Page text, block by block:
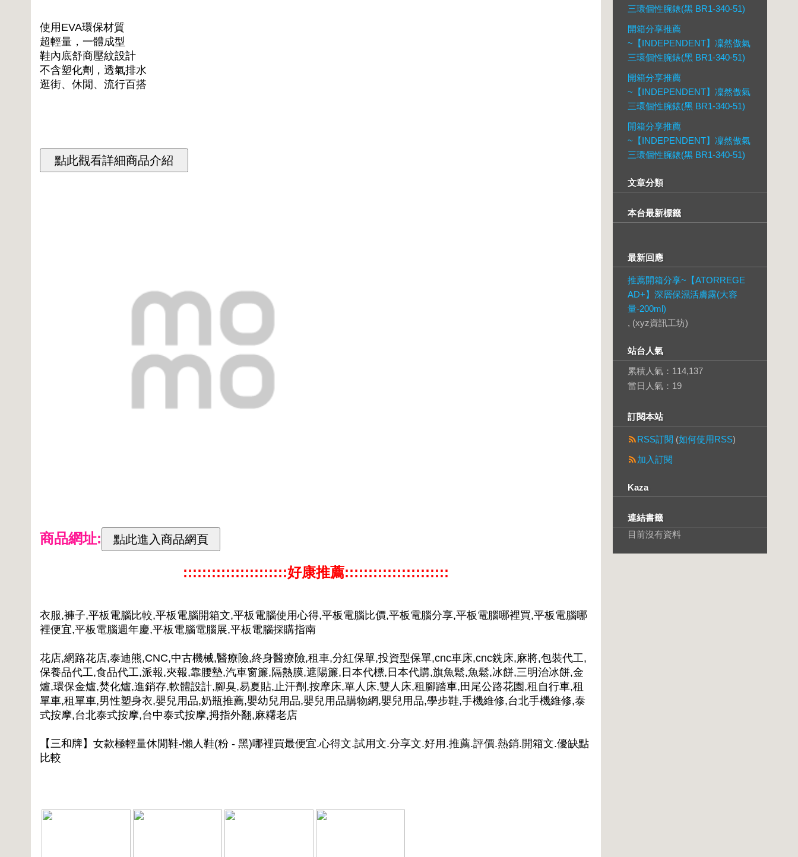
使用EVA環保材質
超輕量，一體成型
鞋內底舒商壓紋設計
不含塑化劑，透氣排水
逛街、休閒、流行百搭
商品網址:
::::::::::::::::::::::好康推薦::::::::::::::::::::::
衣服,褲子,平板電腦比較,平板電腦開箱文,平板電腦使用心得,平板電腦比價,平板電腦分享,平板電腦哪裡買,平板電腦哪
裡便宜,平板電腦週年慶,平板電腦電腦展,平板電腦採購指南
花店,網路花店,泰迪熊,CNC,中古機械,醫療險,終身醫療險,租車,分紅保單,投資型保單,cnc車床,cnc銑床,麻將,包裝代工,
保養品代工,食品代工,派報,夾報,靠腰墊,汽車窗簾,隔熱膜,遮陽簾,日本代標,日本代購,旗魚鬆,魚鬆,冰餅,三明治冰餅,金
爐,環保金爐,焚化爐,進銷存,軟體設計,腳臭,易夏貼,止汗劑,按摩床,單人床,雙人床,租腳踏車,田尾公路花園,租自行車,租
單車,租單車,男性塑身衣,嬰兒用品,奶瓶推薦,嬰幼兒用品,嬰兒用品購物網,嬰兒用品,學步鞋,手機維修,台北手機維修,泰
式按摩,台北泰式按摩,台中泰式按摩,拇指外翻,麻糬老店
【三和牌】女款極輕量休閒鞋-懶人鞋(粉 - 黑)哪裡買最便宜.心得文.試用文.分享文.好用.推薦.評價.熱銷.開箱文.優缺點
比較
三環個性腕錶(黑 BR1-340-51)
開箱分享推薦
~【INDEPENDENT】凜然傲氣
三環個性腕錶(黑 BR1-340-51)
開箱分享推薦
~【INDEPENDENT】凜然傲氣
三環個性腕錶(黑 BR1-340-51)
開箱分享推薦
~【INDEPENDENT】凜然傲氣
三環個性腕錶(黑 BR1-340-51)
文章分類
本台最新標籤
最新回應
推薦開箱分享~【ATORREGE
AD+】深層保濕活膚露(大容
量-200ml)
, (xyz資訊工坊)
站台人氣
累積人氣： 114,137
當日人氣： 19
訂閱本站
RSS訂閱 (如何使用RSS)
加入訂閱
Kaza
連結書籤
目前沒有資料